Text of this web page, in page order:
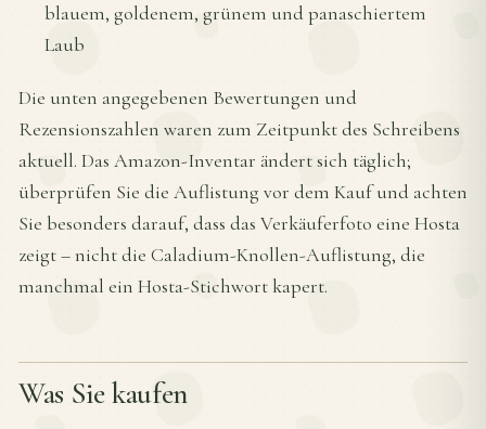
blauem, goldenem, grünem und panaschiertem
Laub
Die unten angegebenen Bewertungen und
Rezensionszahlen waren zum Zeitpunkt des Schreibens
aktuell. Das Amazon-Inventar ändert sich täglich;
überprüfen Sie die Auflistung vor dem Kauf und achten
Sie besonders darauf, dass das Verkäuferfoto eine Hosta
zeigt – nicht die Caladium-Knollen-Auflistung, die
manchmal ein Hosta-Stichwort kapert.
Was Sie kaufen